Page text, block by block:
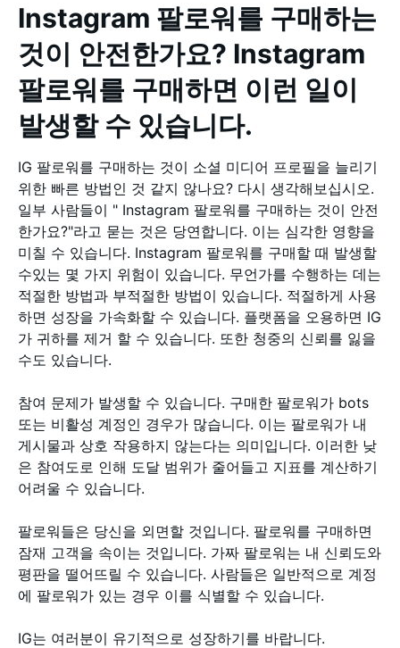
Instagram 팔로워를 구매하는
것이 안전한가요? Instagram
팔로워를 구매하면 이런 일이
발생할 수 있습니다.
IG 팔로워를 구매하는 것이 소셜 미디어 프로필을 늘리기
위한 빠른 방법인 것 같지 않나요? 다시 생각해보십시오.
일부 사람들이 " Instagram 팔로워를 구매하는 것이 안전
한가요?"라고 묻는 것은 당연합니다. 이는 심각한 영향을
미칠 수 있습니다. Instagram 팔로워를 구매할 때 발생할
수있는 몇 가지 위험이 있습니다. 무언가를 수행하는 데는
적절한 방법과 부적절한 방법이 있습니다. 적절하게 사용
하면 성장을 가속화할 수 있습니다. 플랫폼을 오용하면 IG
가 귀하를 제거 할 수 있습니다. 또한 청중의 신뢰를 잃을
수도 있습니다.
참여 문제가 발생할 수 있습니다. 구매한 팔로워가 bots
또는 비활성 계정인 경우가 많습니다. 이는 팔로워가 내
게시물과 상호 작용하지 않는다는 의미입니다. 이러한 낮
은 참여도로 인해 도달 범위가 줄어들고 지표를 계산하기
어려울 수 있습니다.
팔로워들은 당신을 외면할 것입니다. 팔로워를 구매하면
잠재 고객을 속이는 것입니다. 가짜 팔로워는 내 신뢰도와
평판을 떨어뜨릴 수 있습니다. 사람들은 일반적으로 계정
에 팔로워가 있는 경우 이를 식별할 수 있습니다.
IG는 여러분이 유기적으로 성장하기를 바랍니다.